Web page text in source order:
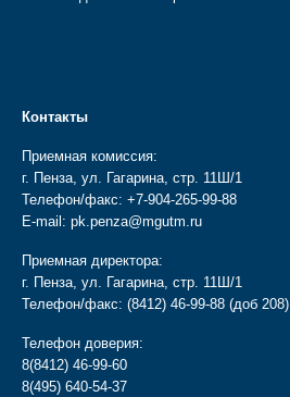
Контакты
Приемная комиссия:
г. Пенза, ул. Гагарина, стр. 11Ш/1
Телефон/факс: +7-904-265-99-88
E-mail: pk.penza@mgutm.ru
Приемная директора:
г. Пенза, ул. Гагарина, стр. 11Ш/1
Телефон/факс: (8412) 46-99-88 (доб 208)
Телефон доверия:
8(8412) 46-99-60
8(495) 640-54-37